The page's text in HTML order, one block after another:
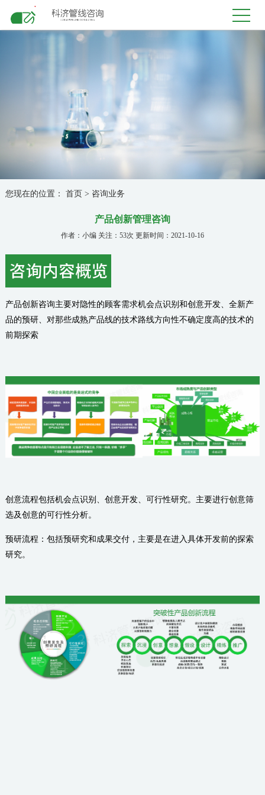
您现在的位置： 首页 > 咨询业务
产品创新管理咨询
作者：小编 关注：53次 更新时间：2021-10-16
产品创新咨询主要对隐性的顾客需求机会点识别和创意开发、全新产
品的预研、对那些成熟产品线的技术路线方向性不确定度高的技术的
前期探索
创意流程包括机会点识别、创意开发、可行性研究。主要进行创意筛
选及创意的可行性分析。
预研流程：包括预研究和成果交付，主要是在进入具体开发前的探索
研究。